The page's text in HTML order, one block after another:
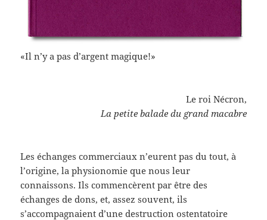
«Il n’y a pas d’argent magique!»
Le roi Nécron,
La petite balade du grand macabre
Les échanges commerciaux n’eurent pas du tout, à
l’origine, la physionomie que nous leur
connaissons. Ils commencèrent par être des
échanges de dons, et, assez souvent, ils
s’accompagnaient d’une destruction ostentatoire